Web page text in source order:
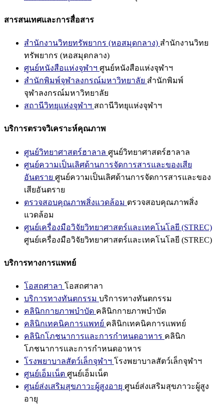
สารสนเทศและการสื่อสาร
สำนักงานวิทยทรัพยากร (หอสมุดกลาง) สำนักงานวิทย
ทรัพยากร (หอสมุดกลาง)
ศูนย์หนังสือแห่งจุฬาฯ ศูนย์หนังสือแห่งจุฬาฯ
สำนักพิมพ์จุฬาลงกรณ์มหาวิทยาลัย สำนักพิมพ์
จุฬาลงกรณ์มหาวิทยาลัย
สถานีวิทยุแห่งจุฬาฯ สถานีวิทยุแห่งจุฬาฯ
บริการตรวจวิเคราะห์คุณภาพ
ศูนย์วิทยาศาสตร์ฮาลาล ศูนย์วิทยาศาสตร์ฮาลาล
ศูนย์ความเป็นเลิศด้านการจัดการสารและของเสีย
อันตราย ศูนย์ความเป็นเลิศด้านการจัดการสารและของ
เสียอันตราย
ตรวจสอบคุณภาพสิ่งแวดล้อม ตรวจสอบคุณภาพสิ่ง
แวดล้อม
ศูนย์เครื่องมือวิจัยวิทยาศาสตร์และเทคโนโลยี (STREC)
ศูนย์เครื่องมือวิจัยวิทยาศาสตร์และเทคโนโลยี (STREC)
บริการทางการแพทย์
โอสถศาลา โอสถศาลา
บริการทางทันตกรรม บริการทางทันตกรรม
คลินิกกายภาพบำบัด คลินิกกายภาพบำบัด
คลินิกเทคนิคการแพทย์ คลินิกเทคนิคการแพทย์
คลินิกโภชนาการและการกำหนดอาหาร คลินิก
โภชนาการและการกำหนดอาหาร
โรงพยาบาลสัตว์เล็กจุฬาฯ โรงพยาบาลสัตว์เล็กจุฬาฯ
ศูนย์เอ็มเน็ต ศูนย์เอ็มเน็ต
ศูนย์ส่งเสริมสุขภาวะผู้สูงอายุ ศูนย์ส่งเสริมสุขภาวะผู้สูง
อายุ